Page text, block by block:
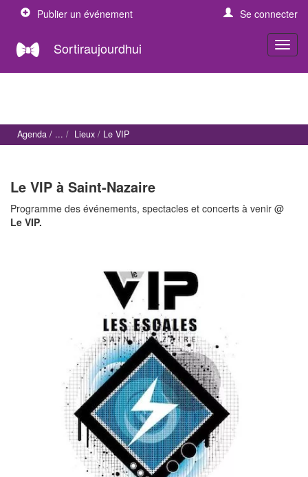
Publier un événement Se connecter
Sortiraujourdhui
Agenda Lieux Le VIP
Le VIP à Saint-Nazaire
Programme des événements, spectacles et concerts à venir @
Le VIP.